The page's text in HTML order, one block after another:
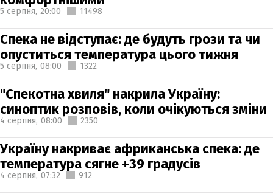
5 серпня, 20:00 11498
Спека не відступає: де будуть грози та чи
опуститься температура цього тижня
5 серпня, 08:00 1322
"Спекотна хвиля" накрила Україну:
синоптик розповів, коли очікуються зміни
4 серпня, 08:00 2350
Україну накриває африканська спека: де
температура сягне +39 градусів
4 серпня, 07:32 912